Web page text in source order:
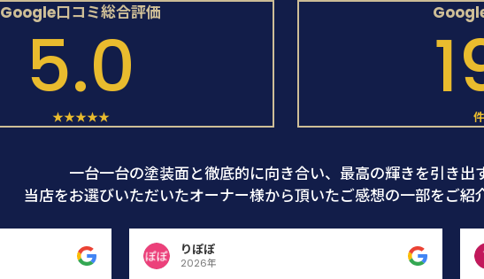
Google口コミ総合評価
5.0
★★★★★
一台一台の塗装面と徹底的に向き合い、最高の輝きを引き出
当店をお選びいただいたオーナー様から頂いたご感想の一部をご紹
りぽぽ
2026年